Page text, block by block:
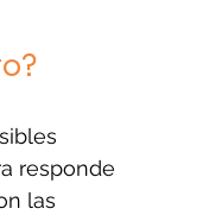
responde
las